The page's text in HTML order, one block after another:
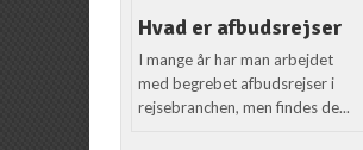
Hvad er afbudsrejser
I mange år har man arbejdet
med begrebet afbudsrejser i
rejsebranchen, men findes de...